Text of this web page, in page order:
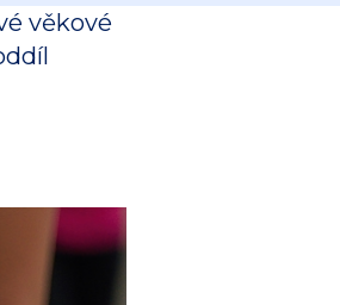
věkové